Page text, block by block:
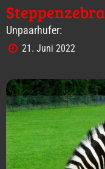
Steppenzebra
Unpaarhufer:
21. Juni 2022